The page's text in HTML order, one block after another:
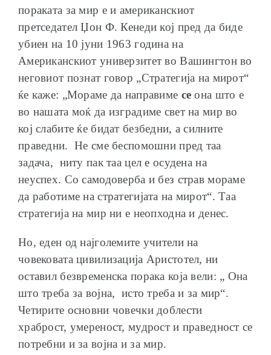
пораката за мир е и американскиот
претседател Џон Ф. Кенеди кој пред да биде
убиен на 10 јуни 1963 година на
Американскиот универзитет во Вашингтон во
неговиот познат говор „Стратегија на мирот“
ќе каже: „Мораме да направиме се она што е
во нашата моќ да изградиме свет на мир во
кој слабите ќе бидат безбедни, а силните
праведни. Не сме беспомошни пред таа
задача, ниту пак таа цел е осудена на
неуспех. Со самодоверба и без страв мораме
да работиме на стратегијата на мирот“. Таа
стратегија на мир ни е неопходна и денес.
Но, еден од најголемите учители на
човековата цивилизација Аристотел, ни
оставил безвременска порака која вели: „ Она
што треба за војна, исто треба и за мир“.
Четирите основни човечки доблести
храброст, умереност, мудрост и праведност се
потребни и за војна и за мир.